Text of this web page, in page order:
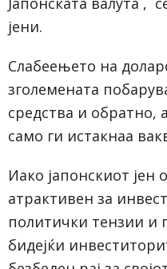
јени.
Слабеењето на
зголемената
средства и обратно,
само ги истакнаа
Иако јапонскиот јен
атрактивен за
политички тензии и
бидејќи